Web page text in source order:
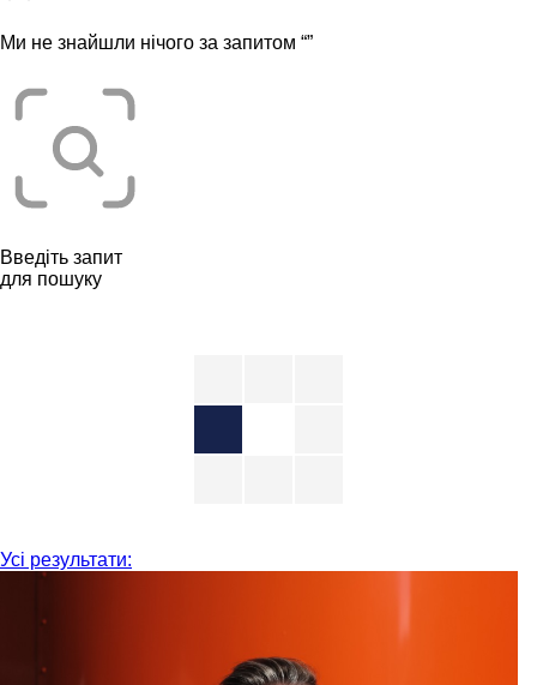
Ми не знайшли нічого за запитом “”
Введіть запит
для пошуку
Усі результати: